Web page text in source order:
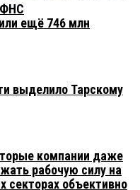
ФНС
ещё 746 млн
выделило Тарскому
компании даже
рабочую силу на
секторах объективно